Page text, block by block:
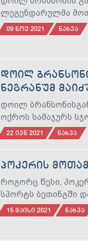
ლეგენდარულმა
09 ᲜᲝᲔ 2021 ᲜᲐᲮᲕᲐ
ᲓᲝᲘᲚ
ᲜᲔᲒᲠᲐᲜᲣᲛ
დოილ
ოქროს სამაჯურს
22 ᲘᲕᲜ 2021 ᲜᲐᲮᲕᲐ
ᲞᲝᲙᲔᲠᲘᲡ
როგორც წესი,
სპორტს ბეთინგში
15 ᲛᲐᲘᲡᲘ 2021 ᲜᲐᲮᲕᲐ